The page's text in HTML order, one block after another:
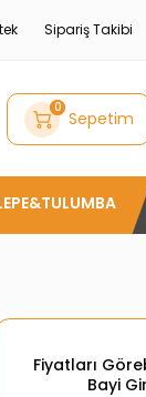
Sipariş Takibi
0 Sepetim
Fiyatları
Bayi